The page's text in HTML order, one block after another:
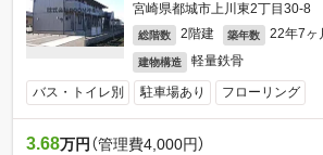
宮崎県都城市上川東2丁目30-8
総階数 2階建 築年数 22年7ヶ
建物構造 軽量鉄骨
バス・トイレ別 駐車場あり フローリング
3.68万円 （管理費4,000円）